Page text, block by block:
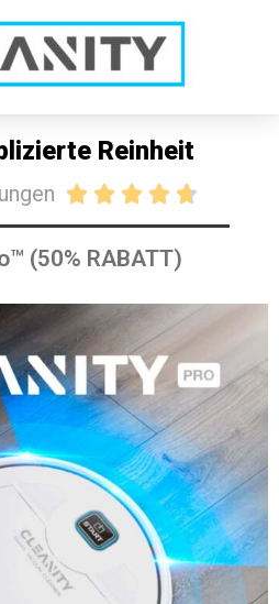
50% RABATT
KAUFEN
Reinheit
    
(50% RABATT)